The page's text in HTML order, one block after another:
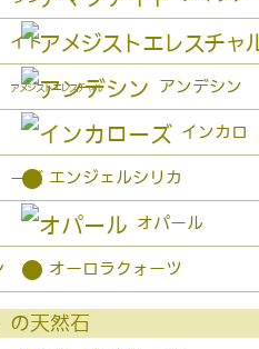
イト
アメジストエレスチャル アンデシン
インカロ
ーズ
● エンジェルシリカ
オパール
● オーロラクォーツ
の天然石